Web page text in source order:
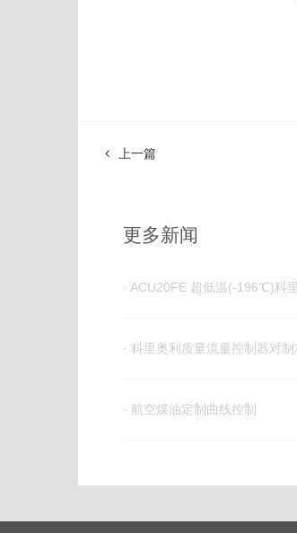
上一篇
更多新闻
· ACU20FE 超低温(-196℃)科
· 科里奥利质量流量控制器对
· 航空煤油定制曲线控制